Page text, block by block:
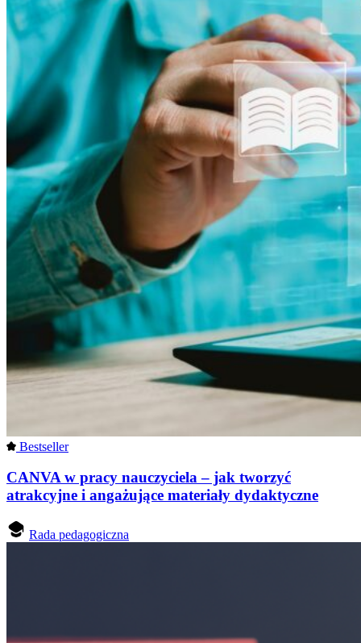
Bestseller
CANVA w pracy nauczyciela – jak tworzyć
atrakcyjne i angażujące materiały dydaktyczne
Rada pedagogiczna